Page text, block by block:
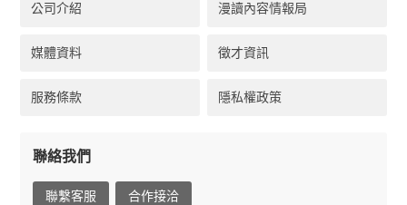
公司介紹 漫讀內容情報局
媒體資料 徵才資訊
服務條款 隱私權政策
聯絡我們
聯繫客服 合作接洽